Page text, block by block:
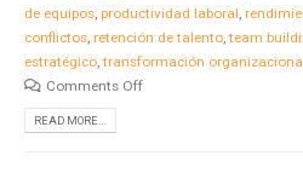
de equipos, productividad laboral,
conflictos, retención de talento,team
estratégico,transformación
Comments Off
READ MORE...